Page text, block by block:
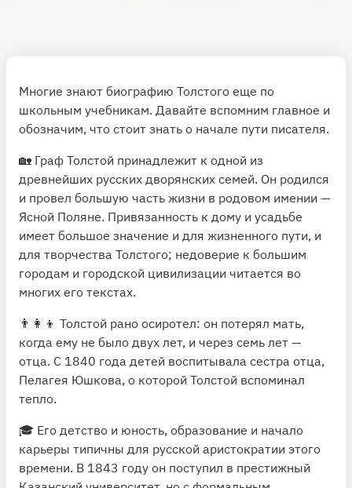
Многие знают биографию Толстого еще по
школьным учебникам. Давайте вспомним главное и
обозначим, что стоит знать о начале пути писателя.
🏡 Граф Толстой принадлежит к одной из
древнейших русских дворянских семей. Он родился
и провел большую часть жизни в родовом имении —
Ясной Поляне. Привязанность к дому и усадьбе
имеет большое значение и для жизненного пути, и
для творчества Толстого; недоверие к большим
городам и городской цивилизации читается во
многих его текстах.
👨‍👩‍👦 Толстой рано осиротел: он потерял мать,
когда ему не было двух лет, и через семь лет —
отца. С 1840 года детей воспитывала сестра отца,
Пелагея Юшкова, о которой Толстой вспоминал
тепло.
🎓 Его детство и юность, образование и начало
карьеры типичны для русской аристократии этого
времени. В 1843 году он поступил в престижный